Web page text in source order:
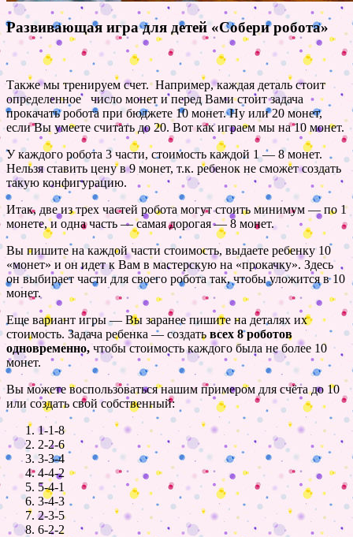
Развивающая игра для детей «Собери робота»
Также мы тренируем счет. Например, каждая деталь стоит
определенное число монет и перед Вами стоит задача
прокачать робота при бюджете 10 монет. Ну или 20 монет,
если Вы умеете считать до 20. Вот как играем мы на 10 монет.
У каждого робота 3 части, стоимость каждой 1 — 8 монет.
Нельзя ставить цену в 9 монет, т.к. ребенок не сможет создать
такую конфигурацию.
Итак, две из трех частей робота могут стоить минимум — по 1
монете, и одна часть — самая дорогая — 8 монет.
Вы пишите на каждой части стоимость, выдаете ребенку 10
«монет» и он идет к Вам в мастерскую на «прокачку». Здесь
он выбирает части для своего робота так, чтобы уложится в 10
монет.
Еще вариант игры — Вы заранее пишите на деталях их
стоимость. Задача ребенка — создать всех 8 роботов
одновременно, чтобы стоимость каждого была не более 10
монет.
Вы можете воспользоваться нашим примером для счёта до 10
или создать свой собственный:
1-1-8
2-2-6
3-3-4
4-4-2
5-4-1
3-4-3
2-3-5
6-2-2